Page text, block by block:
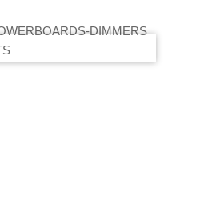
DIMMERS